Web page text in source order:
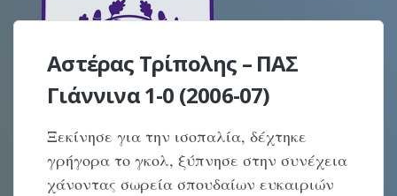
Αστέρας Τρίπολης – ΠΑΣ
Γιάννινα 1-0 (2006-07)
Ξεκίνησε για την ισοπαλία, δέχτηκε
γρήγορα το γκολ, ξύπνησε στην συνέχεια
χάνοντας σωρεία σπουδαίων ευκαιριών